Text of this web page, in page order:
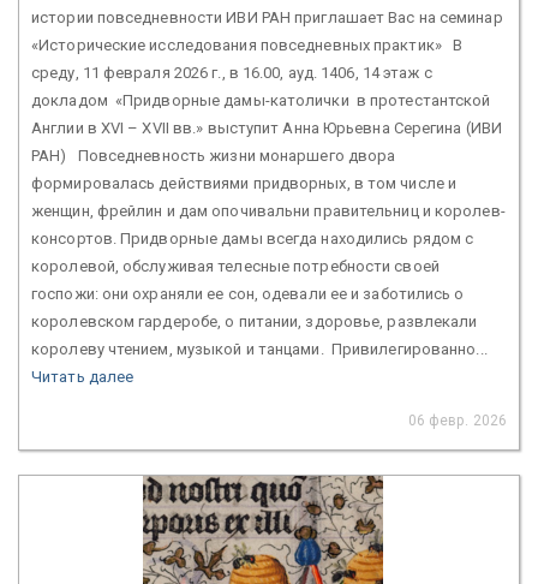
истории повседневности ИВИ РАН приглашает Вас на семинар
«Исторические исследования повседневных практик» В
среду, 11 февраля 2026 г., в 16.00, ауд. 1406, 14 этаж с
докладом «Придворные дамы-католички в протестантской
Англии в XVI – XVII вв.» выступит Анна Юрьевна Серегина (ИВИ
РАН) Повседневность жизни монаршего двора
формировалась действиями придворных, в том числе и
женщин, фрейлин и дам опочивальни правительниц и королев-
консортов. Придворные дамы всегда находились рядом с
королевой, обслуживая телесные потребности своей
госпожи: они охраняли ее сон, одевали ее и заботились о
королевском гардеробе, о питании, здоровье, развлекали
королеву чтением, музыкой и танцами. Привилегированно...
Читать далее
06 февр. 2026